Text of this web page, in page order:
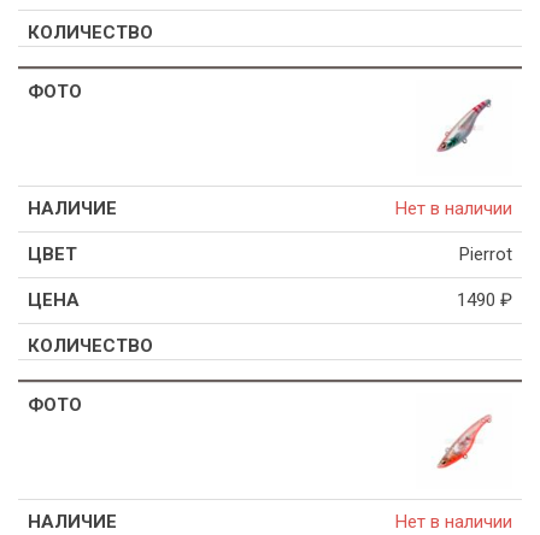
Нет в наличии
Pierrot
1490 ₽
Нет в наличии